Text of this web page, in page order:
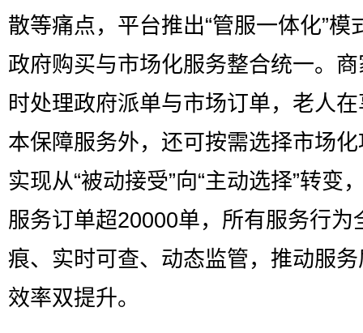
散等痛点，平台推出“管服一体化”模
政府购买与市场化服务整合统一。
时处理政府派单与市场订单，老人
本保障服务外，还可按需选择市场
实现从“被动接受”向“主动选择”转变
服务订单超20000单，所有服务行为
痕、实时可查、动态监管，推动服
效率双提升。